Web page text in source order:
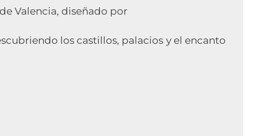
Valencia, diseñado por
los castillos, palacios y el encanto